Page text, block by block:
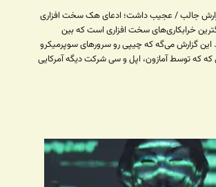
جالب / عجیب داشت؛ ادعای هک سخت افزاری
خرابکاری‌های سخت افزاری است که بین
گزارش می‌گه که چیپی رو سرورهای سوپرمیکرو
که که توسط آمازون، اپل و سی شرکت دیگه آمرکایی